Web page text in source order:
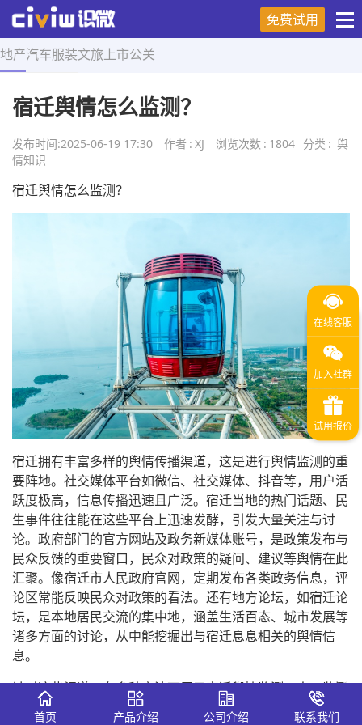
免费试用
地产汽车服装文旅 上市公关
首页 > 舆情知识 > 正文
宿迁舆情怎么监测？
发布时间:2025-06-19 17:30 作者 : XJ 浏览次数 : 1804 分类 : 舆
情知识
宿迁舆情怎么监测？
宿迁拥有丰富多样的舆情传播渠道，这是进行舆情监测的重
要阵地。社交媒体平台如微信、社交媒体、抖音等，用户活
跃度极高，信息传播迅速且广泛。宿迁当地的热门话题、民
生事件往往能在这些平台上迅速发酵，引发大量关注与讨
论。政府部门的官方网站及政务新媒体账号，是政策发布与
民众反馈的重要窗口，民众对政策的疑问、建议等舆情在此
汇聚。像宿迁市人民政府官网，定期发布各类政务信息，评
论区常能反映民众对政策的看法。还有地方论坛，如宿迁论
坛，是本地居民交流的集中地，涵盖生活百态、城市发展等
诸多方面的讨论，从中能挖掘出与宿迁息息相关的舆情信
息。
针对这些渠道，有多种方法可用于宿迁舆情监测。人工监测
是较为基础的方式，安排专人浏览各平台信息，筛选与宿迁
首页 产品介绍 公司介绍 联系我们